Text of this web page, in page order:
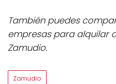
También puedes
empresas para alquilar
Zamudio.
Zamudio